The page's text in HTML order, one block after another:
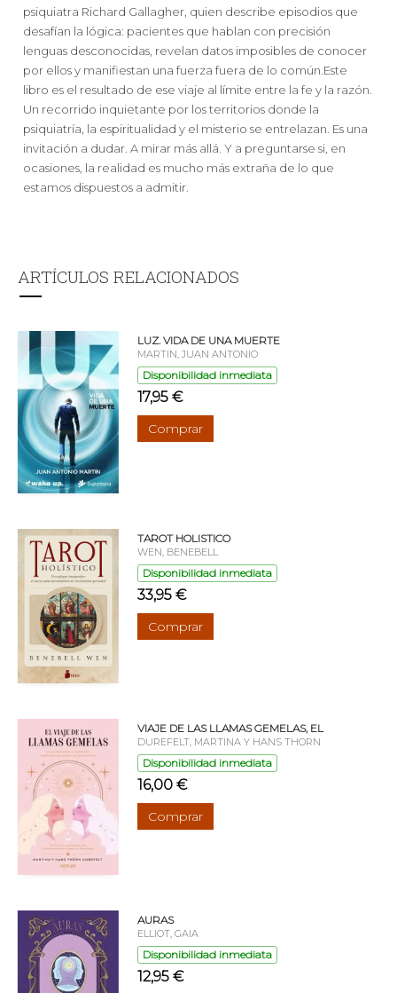
psiquiatra Richard Gallagher, quien describe episodios que
desafían la lógica: pacientes que hablan con precisión
lenguas desconocidas, revelan datos imposibles de conocer
por ellos y manifiestan una fuerza fuera de lo común.Este
libro es el resultado de ese viaje al límite entre la fe y la razón.
Un recorrido inquietante por los territorios donde la
psiquiatría, la espiritualidad y el misterio se entrelazan. Es una
invitación a dudar. A mirar más allá. Y a preguntarse si, en
ocasiones, la realidad es mucho más extraña de lo que
estamos dispuestos a admitir.
ARTÍCULOS RELACIONADOS
LUZ. VIDA DE UNA MUERTE
MARTIN, JUAN ANTONIO
Disponibilidad inmediata
17,95 €
Comprar
TAROT HOLISTICO
WEN, BENEBELL
Disponibilidad inmediata
33,95 €
Comprar
VIAJE DE LAS LLAMAS GEMELAS, EL
DUREFELT, MARTINA Y HANS THORN
Disponibilidad inmediata
16,00 €
Comprar
AURAS
ELLIOT, GAIA
Disponibilidad inmediata
12,95 €